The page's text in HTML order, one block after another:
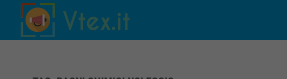
Skip to main content